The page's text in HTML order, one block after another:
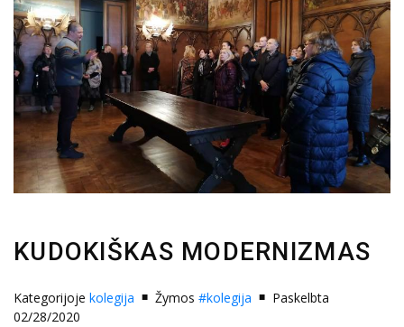
KUDOKIŠKAS MODERNIZMAS
Kategorijoje kolegija Žymos #kolegija
Paskelbta
02/28/2020